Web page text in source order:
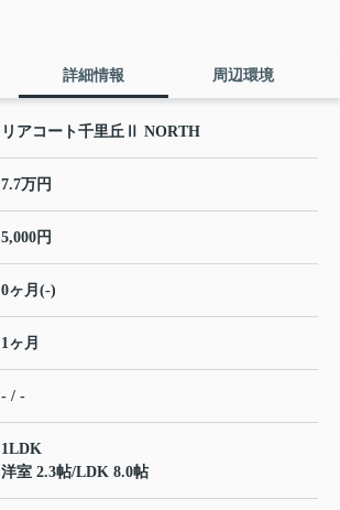
詳細情報 周辺環境
リアコート千里丘Ⅱ NORTH
7.7万円
5,000円
0ヶ月(-)
1ヶ月
- / -
1LDK
洋室 2.3帖/LDK 8.0帖